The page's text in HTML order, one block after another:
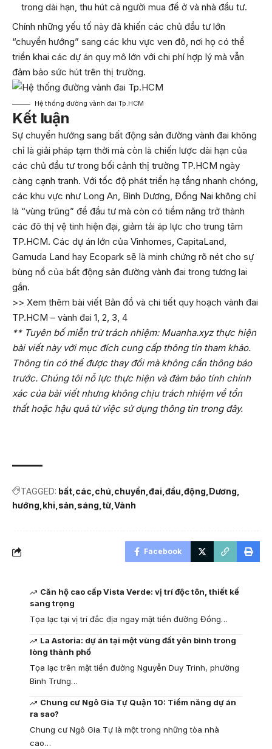
trong dài hạn, thu hút cả người mua để ở và nhà đầu tư.
Chính những yếu tố này đã khiến các chủ đầu tư lớn
“chuyển hướng” sang các khu vực ven đô, nơi họ có thể
triển khai các dự án quy mô lớn với chi phí hợp lý mà vẫn
đảm bảo sức hút trên thị trường.
Hệ thống đường vành đai Tp.HCM
Kết luận
Sự chuyển hướng sang bất động sản đường vành đai không
chỉ là giải pháp tạm thời mà còn là chiến lược dài hạn của
các chủ đầu tư trong bối cảnh thị trường TP.HCM ngày
càng cạnh tranh. Với tốc độ phát triển hạ tầng nhanh chóng,
các khu vực như Long An, Bình Dương, Đồng Nai không chỉ
là “vùng trũng” để đầu tư mà còn có tiềm năng trở thành
các đô thị vệ tinh hiện đại, giảm tải áp lực cho trung tâm
TP.HCM. Các dự án lớn của Vinhomes, CapitaLand,
Gamuda Land hay Ecopark sẽ là minh chứng rõ nét cho sự
bùng nổ của bất động sản đường vành đai trong tương lai
gần.
>> Xem thêm bài viết Bản đồ và chi tiết quy hoạch vành đai
TP.HCM – vành đai 1, 2, 3, 4
** Tuyên bố miễn trừ trách nhiệm: Muanha.xyz thực hiện
bài viết này với mục đích cung cấp thông tin tham khảo.
Thông tin có thể được thay đổi mà không cần thông báo
trước. Chúng tôi nỗ lực thực hiện và đảm bảo tính chính
xác của bài viết nhưng không chịu trách nhiệm về tổn
thất hoặc hậu quả từ việc sử dụng thông tin trong đây.
TAGGED: bất các chú chuyển đai đầu động Dương
hướng khi sản sáng từ Vành
Facebook
Căn hộ cao cấp Vista Verde: vị trí độc tôn, thiết kế
sang trọng
Tọa lạc tại vị trí đắc địa ngay mặt tiền đường Đồng…
La Astoria: dự án tại một vùng đất yên bình trong
lòng thành phố
Tọa lạc trên mặt tiền đường Nguyễn Duy Trinh, phường
Bình Trưng…
Chung cư Ngô Gia Tự Quận 10: Tiềm năng dự án
ra sao?
Chung cư Ngô Gia Tự là một trong những tòa nhà
cao…